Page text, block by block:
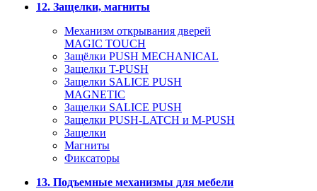
12. Защелки, магниты
Механизм открывания дверей
MAGIC TOUCH
Защёлки PUSH MECHANICAL
Защелки T-PUSH
Защелки SALICE PUSH
MAGNETIC
Защелки SALICE PUSH
Защелки PUSH-LATCH и M-PUSH
Защелки
Магниты
Фиксаторы
13. Подъемные механизмы для мебели